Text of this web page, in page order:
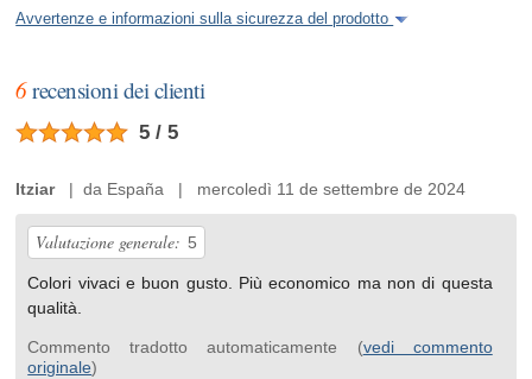
Avvertenze e informazioni sulla sicurezza del prodotto
6recensioni dei clienti
5 / 5
Itziar| da España | mercoledì 11 de settembre de 2024
Valutazione generale: 5
Colori vivaci e buon gusto. Più economico ma non di questa
qualità.
Commento tradotto automaticamente (vedi commento
originale)